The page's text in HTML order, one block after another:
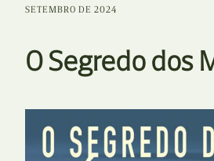
SETEMBRO DE 2024
O Segredo dos